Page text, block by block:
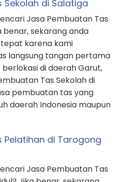
di Salatiga
Jasa Pembuatan Tas
benar, sekarang anda
karena kami
langsung tangan pertama
di daerah Garut,
Tas Sekolah di
pembuatan tas yang
daerah Indonesia maupun
Pelatihan di Tarogong
Jasa Pembuatan Tas